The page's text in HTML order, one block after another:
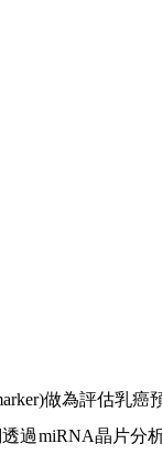
做為評估乳癌
過miRNA晶片分